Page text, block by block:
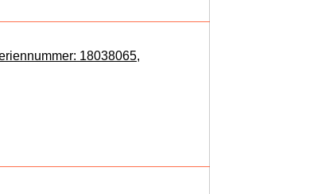
18038065,